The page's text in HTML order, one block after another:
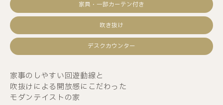
家具・一部カーテン付き
吹き抜け
デスクカウンター
家事のしやすい回遊動線と
吹抜けによる開放感にこだわった
モダンテイストの家